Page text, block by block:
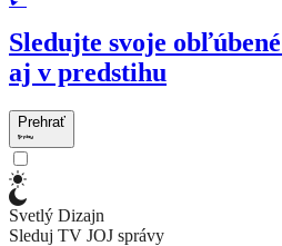
Sledujte svoje
aj v predstihu
Prehrať
Svetlý Dizajn
Sleduj TV JOJ správy